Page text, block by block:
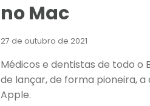
no Mac
27 de outubro de 2021
Médicos e dentistas de todo o
de lançar, de forma pioneira,
Apple.